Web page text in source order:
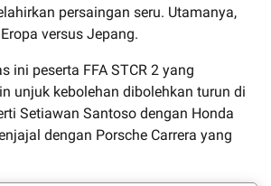
persaingan seru. Utamanya,
versus Jepang.
ini peserta FFA STCR 2 yang
unjuk kebolehan dibolehkan turun di
Setiawan Santoso dengan Honda
dengan Porsche Carrera yang